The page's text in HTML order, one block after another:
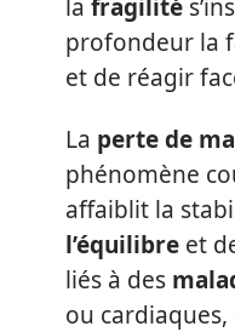
la fragilité
profondeur la
et de réagir
La perte de
phénomène
affaiblit la
l’équilibre et
liés à des
ou cardiaques,